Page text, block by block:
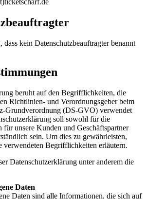
kein Datenschutzbeauftragter benannt
beruht auf den Begrifflichkeiten, die
Richtlinien- und Verordnungsgeber beim
Grundverordnung (DS-GVO) verwendet
soll sowohl für die
unsere Kunden und Geschäftspartner
sein. Um dies zu gewährleisten,
verwendeten Begrifflichkeiten erläutern.
Datenschutzerklärung unter anderem die
Daten
Daten sind alle Informationen, die sich auf